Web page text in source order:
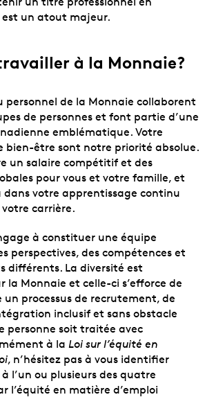
un atout majeur.
à la Monnaie?
personnel de la Monnaie collaborent
de personnes et font partie d’une
emblématique. Votre
bien-être sont notre priorité absolue.
un salaire compétitif et des
pour vous et votre famille, et
dans votre apprentissage continu
carrière.
à constituer une équipe
perspectives, des compétences et
différents. La diversité est
la Monnaie et celle-ci s’efforce de
processus de recrutement, de
inclusif et sans obstacle
personne soit traitée avec
à la Loi sur l’équité en
, n’hésitez pas à vous identifier
l’un ou plusieurs des quatre
l’équité en matière d’emploi